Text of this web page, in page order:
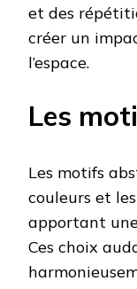
et des
créer un
l’espace.
Les
Les motifs
couleurs et
apportant
Ces choix